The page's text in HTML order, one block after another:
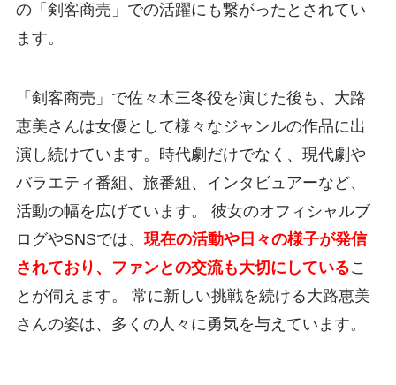
の「剣客商売」での活躍にも繋がったとされてい
ます。
「剣客商売」で佐々木三冬役を演じた後も、大路
恵美さんは女優として様々なジャンルの作品に出
演し続けています。時代劇だけでなく、現代劇や
バラエティ番組、旅番組、インタビュアーなど、
活動の幅を広げています。 彼女のオフィシャルブ
ログやSNSでは、 現在の活動や日々の様子が発信
されており、ファンとの交流も大切にしているこ
とが伺えます。 常に新しい挑戦を続ける大路恵美
さんの姿は、多くの人々に勇気を与えています。